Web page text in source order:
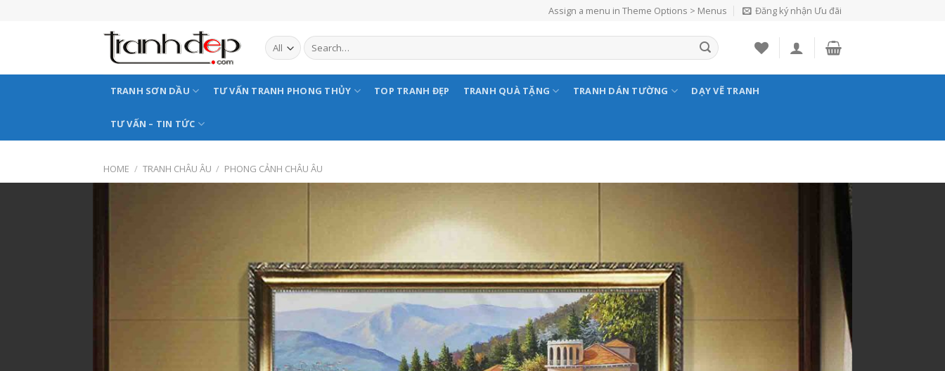
Assign a menu in Theme Options > Menus Đăng ký nhận Ưu đãi
TRANH SƠN DẦU TƯ VẤN TRANH PHONG THỦY TOP TRANH ĐẸP TRANH QUÀ TẶNG TRANH DÁN TƯỜNG DẠY VẼ TRANH
TƯ VẤN – TIN TỨC
HOME / TRANH CHÂU ÂU / PHONG CẢNH CHÂU ÂU